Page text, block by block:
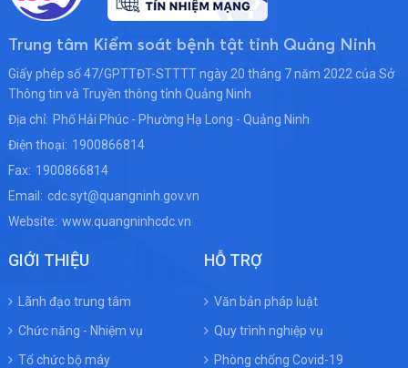
Trung tâm Kiểm soát bệnh tật tỉnh Quảng Ninh
Giấy phép số 47/GPTTĐT-STTTT ngày 20 tháng 7 năm 2022 của Sở
Thông tin và Truyền thông tỉnh Quảng Ninh
Địa chỉ: Phố Hải Phúc - Phường Hạ Long - Quảng Ninh
Điện thoại: 1900866814
Fax: 1900866814
Email: cdc.syt@quangninh.gov.vn
Website: www.quangninhcdc.vn
GIỚI THIỆU
Lãnh đạo trung tâm
Chức năng - Nhiệm vụ
Tổ chức bộ máy
HỖ TRỢ
Văn bản pháp luật
Quy trình nghiệp vụ
Phòng chống Covid-19